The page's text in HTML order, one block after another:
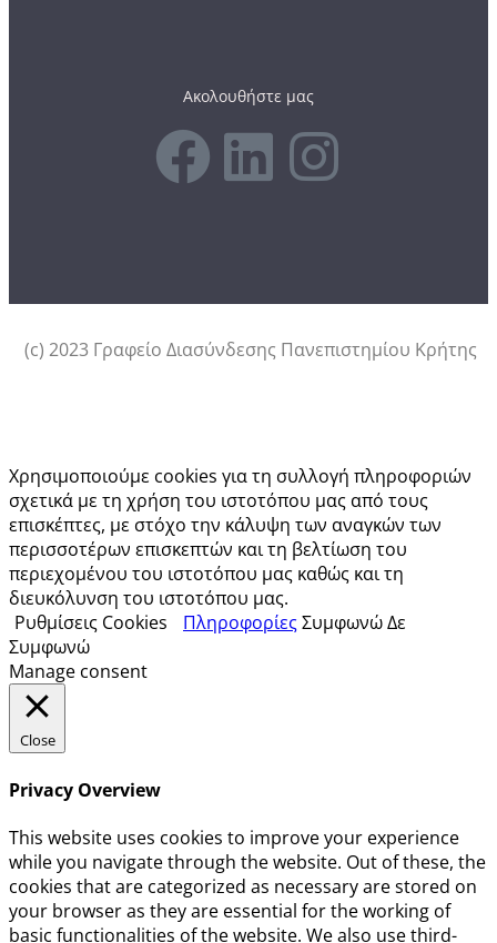
Ακολουθήστε μας
(c) 2023 Γραφείο Διασύνδεσης Πανεπιστημίου Κρήτης
Χρησιμοποιούμε cookies για τη συλλογή πληροφοριών
σχετικά με τη χρήση του ιστοτόπου μας από τους
επισκέπτες, με στόχο την κάλυψη των αναγκών των
περισσοτέρων επισκεπτών και τη βελτίωση του
περιεχομένου του ιστοτόπου μας καθώς και τη
διευκόλυνση του ιστοτόπου μας.
Ρυθμίσεις Cookies
ΠληροφορίεςΣυμφωνώΔε
Συμφωνώ
Manage consent
Close
Privacy Overview
This website uses cookies to improve your experience
while you navigate through the website. Out of these, the
cookies that are categorized as necessary are stored on
your browser as they are essential for the working of
basic functionalities of the website. We also use third-